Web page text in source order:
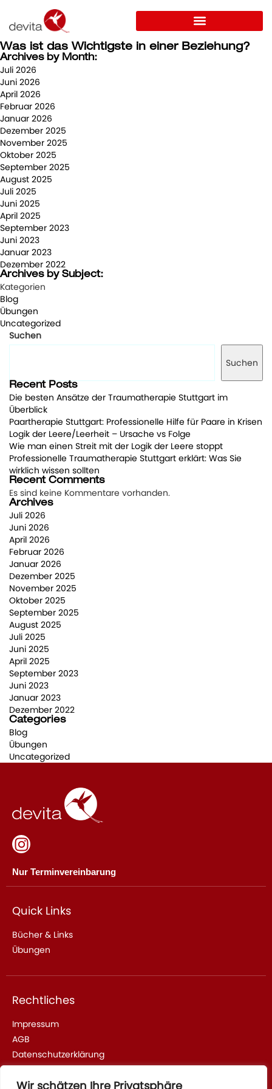
Wir schätzen Ihre Privatsphäre
Was ist das Wichtigste in einer Beziehung?
Archives by Month:
Juli 2026
Juni 2026
April 2026
Februar 2026
Januar 2026
Dezember 2025
November 2025
Oktober 2025
September 2025
August 2025
Juli 2025
Juni 2025
April 2025
September 2023
Juni 2023
Januar 2023
Dezember 2022
Archives by Subject:
Kategorien
Blog
Übungen
Uncategorized
Suchen
Suchen
Recent Posts
Die besten Ansätze der Traumatherapie Stuttgart im
Überblick
Paartherapie Stuttgart: Professionelle Hilfe für Paare in Krisen
Logik der Leere/Leerheit – Ursache vs Folge
Wie man einen Streit mit der Logik der Leere stoppt
Professionelle Traumatherapie Stuttgart erklärt: Was Sie
wirklich wissen sollten
Recent Comments
Es sind keine Kommentare vorhanden.
Archives
Juli 2026
Juni 2026
April 2026
Februar 2026
Januar 2026
Dezember 2025
November 2025
Oktober 2025
September 2025
August 2025
Juli 2025
Juni 2025
April 2025
September 2023
Juni 2023
Januar 2023
Dezember 2022
Categories
Blog
Übungen
Uncategorized
Nur Terminvereinbarung
Quick Links
Bücher & Links
Übungen
Rechtliches
Impressum
AGB
Datenschutzerklärung